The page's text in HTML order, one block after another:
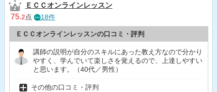
ＥＣＣオンラインレッスン
75.2点 18件
ＥＣＣオンラインレッスンの口コミ・評判
講師の説明が自分のスキルにあった教え方なので分かり
やすく、学んでいて楽しさを覚えるので、上達しやすい
と思います。（40代／男性）
その他の口コミ・評判